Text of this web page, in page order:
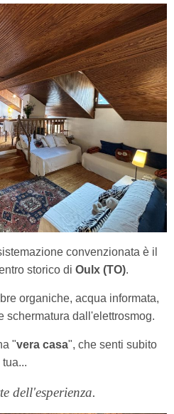
convenzionata è il
storico di Oulx (TO).
organiche, acqua informata,
schermatura dall'elettrosmog.
"vera casa", che senti subito
tua...
dell'esperienza.